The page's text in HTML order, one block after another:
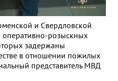
и Свердловской
оперативно-розыскных
задержаны
в отношении пожилых
представитель МВД